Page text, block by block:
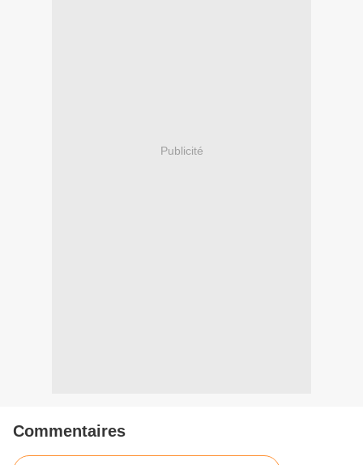
Publicité
Commentaires